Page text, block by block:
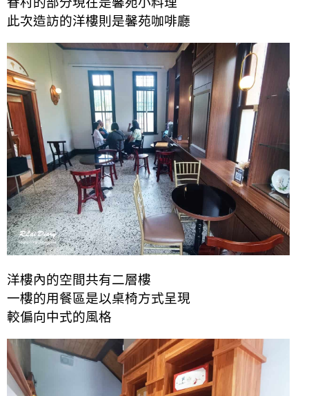
此次造訪的洋樓則是馨苑咖啡廳
洋樓內的空間共有二層樓
一樓的用餐區是以桌椅方式呈現
較偏向中式的風格